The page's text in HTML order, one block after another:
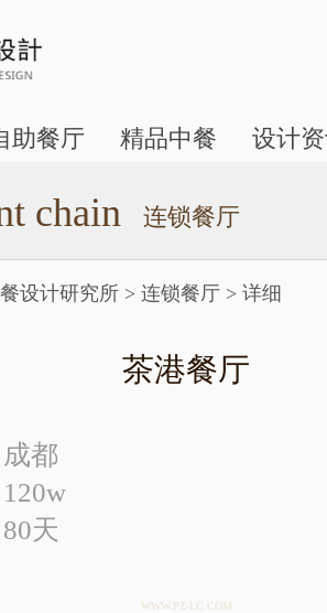
助餐厅 精品中餐 设计
chain 连锁餐厅
设计研究所 > 连锁餐厅 > 详细
茶港餐厅
成都
120w
80天
WWW.PZ-LC.COM